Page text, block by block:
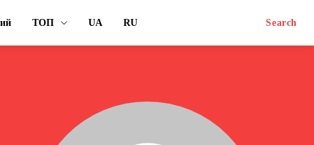
ТОП UA RU Search